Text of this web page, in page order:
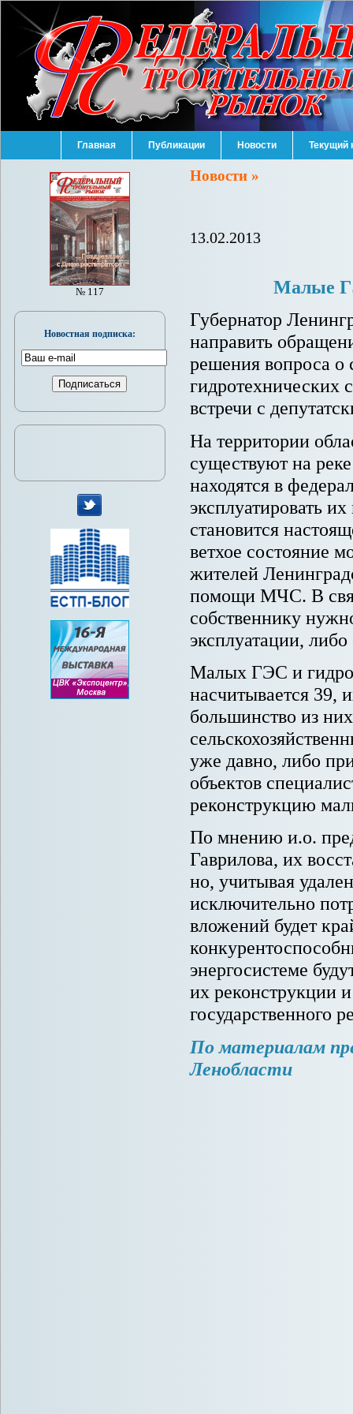
Главная Публикации Новости Текущий
Новости »
13.02.2013
Малые
Губернатор
направить
решения вопроса
гидротехнических
встречи с
На территории
существуют на
находятся в
эксплуатировать
становится
ветхое состояние
жителей
помощи МЧС. В
собственнику
эксплуатации,
Малых ГЭС и
насчитывается 39,
большинство из
уже давно, либо
объектов
реконструкцию
По мнению и.о.
Гаврилова, их
но, учитывая
исключительно
вложений будет
энергосистеме
их реконструкции
государственного
По материалам
Ленобласти
№ 117
Новостная подписка:
мы
в
Twitter